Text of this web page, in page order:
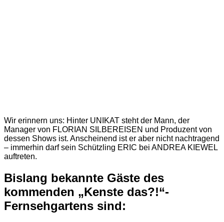
Wir erinnern uns: Hinter UNIKAT steht der Mann, der
Manager von FLORIAN SILBEREISEN und Produzent von
dessen Shows ist. Anscheinend ist er aber nicht nachtragend
– immerhin darf sein Schützling ERIC bei ANDREA KIEWEL
auftreten.
Bislang bekannte Gäste des
kommenden „Kenste das?!“-
Fernsehgartens sind: